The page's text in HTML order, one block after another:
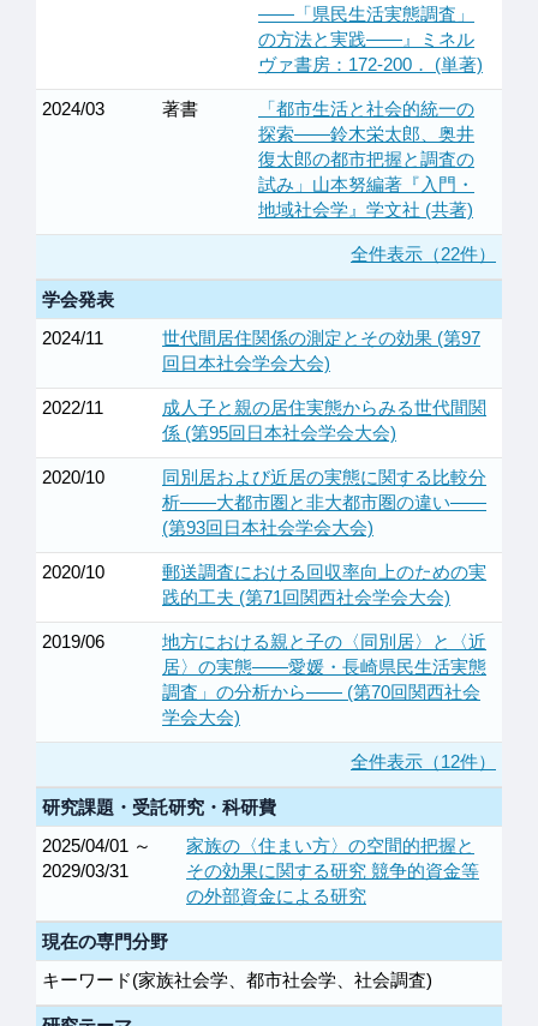
――「県民生活実態調査」
の方法と実践――』ミネル
ヴァ書房：172-200． (単著)
2024/03 著書
「都市生活と社会的統一の
探索――鈴木栄太郎、奥井
復太郎の都市把握と調査の
試み」山本努編著『入門・
地域社会学』学文社 (共著)
全件表示（22件）
学会発表
2024/11
世代間居住関係の測定とその効果 (第97
回日本社会学会大会)
2022/11
成人子と親の居住実態からみる世代間関
係 (第95回日本社会学会大会)
2020/10
同別居および近居の実態に関する比較分
析――大都市圏と非大都市圏の違い――
(第93回日本社会学会大会)
2020/10
郵送調査における回収率向上のための実
践的工夫 (第71回関西社会学会大会)
2019/06
地方における親と子の〈同別居〉と〈近
居〉の実態――愛媛・長崎県民生活実態
調査」の分析から―― (第70回関西社会
学会大会)
全件表示（12件）
研究課題・受託研究・科研費
2025/04/01 ～
2029/03/31
家族の〈住まい方〉の空間的把握と
その効果に関する研究 競争的資金等
の外部資金による研究
現在の専門分野
キーワード(家族社会学、都市社会学、社会調査)